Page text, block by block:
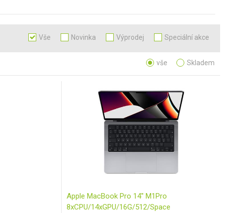
Vše Novinka Výprodej Speciální akce
vše Skladem
Apple MacBook Pro 14'' M1Pro
8xCPU/14xGPU/16G/512/Space